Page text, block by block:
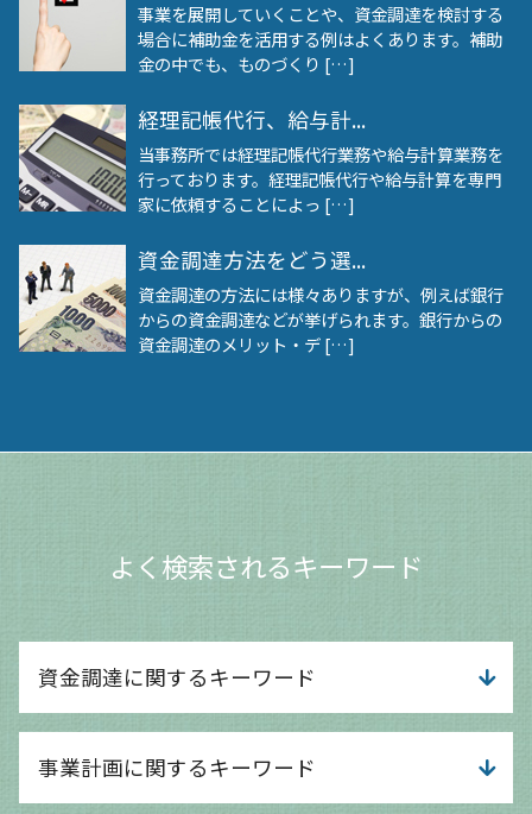
事業を展開していくことや、資金調達を検討する
場合に補助金を活用する例はよくあります。補助
金の中でも、ものづくり […]
経理記帳代行、給与計...
当事務所では経理記帳代行業務や給与計算業務を
行っております。経理記帳代行や給与計算を専門
家に依頼することによっ […]
資金調達方法をどう選...
資金調達の方法には様々ありますが、例えば銀行
からの資金調達などが挙げられます。銀行からの
資金調達のメリット・デ […]
よく検索されるキーワード
資金調達に関するキーワード
小規模事業者持続化補助金 申請
資金調達 依頼
事業計画に関するキーワード